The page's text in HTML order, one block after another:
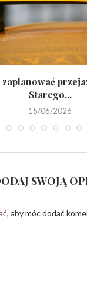
zaplanować
Starego...
15/06/2026
SWOJĄ
, aby móc dodać